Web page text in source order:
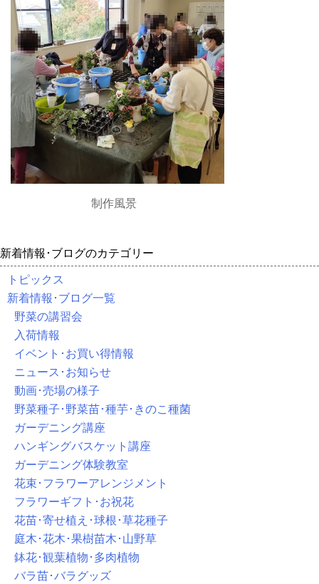
制作風景
新着情報･ブログのカテゴリー
トピックス
新着情報･ブログ一覧
野菜の講習会
入荷情報
イベント･お買い得情報
ニュース･お知らせ
動画･売場の様子
野菜種子･野菜苗･種芋･きのこ種菌
ガーデニング講座
ハンギングバスケット講座
ガーデニング体験教室
花束･フラワーアレンジメント
フラワーギフト･お祝花
花苗･寄せ植え･球根･草花種子
庭木･花木･果樹苗木･山野草
鉢花･観葉植物･多肉植物
バラ苗･バラグッズ